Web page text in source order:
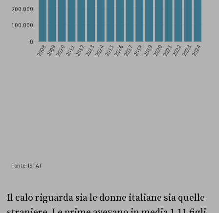
Il calo riguarda sia le donne italiane sia quelle